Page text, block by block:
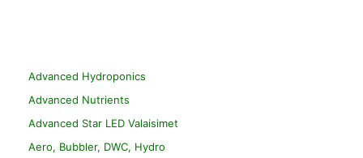
Advanced Hydroponics
Advanced Nutrients
Advanced Star LED Valaisimet
Aero, Bubbler, DWC, Hydro